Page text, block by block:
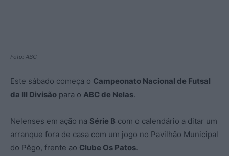
Foto: ABC
Este sábado começa o Campeonato Nacional de Futsal
da III Divisão para o ABC de Nelas.
Nelenses em ação na Série B com o calendário a ditar um
arranque fora de casa com um jogo no Pavilhão Municipal
do Pêgo, frente ao Clube Os Patos.